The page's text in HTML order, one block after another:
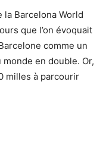
Barcelona World
que l’on évoquait
comme un
en double. Or,
milles à parcourir